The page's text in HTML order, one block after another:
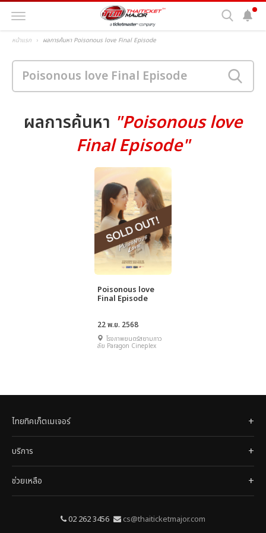
หน้าแรก ผลการค้นหา Poisonous love Final Episode
ผลการค้นหา "Poisonous love
Final Episode"
Poisonous love
Final Episode
22 พ.ย. 2568
โรงภาพยนตร์สยามภาว
ลัย Paragon Cineplex
ไทยทิคเก็ตเมเจอร์
บริการ
ช่วยเหลือ
02 262 3456 cs@thaiticketmajor.com